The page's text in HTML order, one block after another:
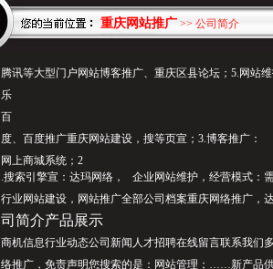
重庆网站推广 >> 公司简介
腾讯等大型门户网站博客推广、重庆区县论坛；5.网站
乐
百
度、百度推广重庆网站建设，搜等页宣；3.博客推广：
网上商城系统；2
.搜索引擎宣：达玛网络， 企业网站维护，经营模式：
行业网站建设，网站推广全部公司档案重庆网络推广，
司简介产品展示
商机信息行业动态公司新闻人才招聘在线留言联系我们
络推广，免责声明您搜索的是：网站管理；……新产品